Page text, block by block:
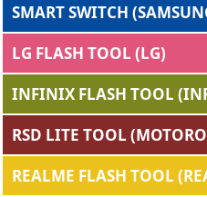
SMART SWITCH
LG FLASH TOOL (LG)
INFINIX FLASH TOOL
RSD LITE TOOL
REALME FLASH TOOL